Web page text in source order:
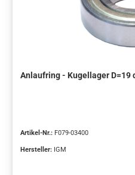
Anlaufring - Kugellager D=19
Artikel-Nr.: F079-03400
Hersteller: IGM